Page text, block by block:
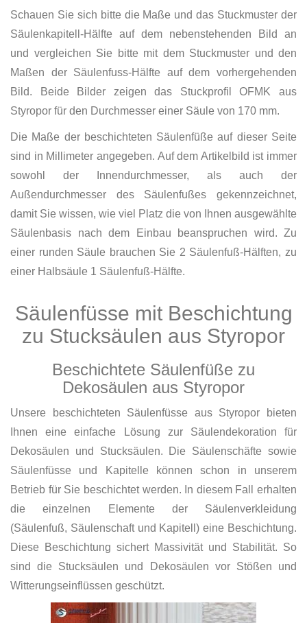
Schauen Sie sich bitte die Maße und das Stuckmuster der
Säulenkapitell-Hälfte auf dem nebenstehenden Bild an
und vergleichen Sie bitte mit dem Stuckmuster und den
Maßen der Säulenfuss-Hälfte auf dem vorhergehenden
Bild. Beide Bilder zeigen das Stuckprofil OFMK aus
Styropor für den Durchmesser einer Säule von 170 mm.
Die Maße der beschichteten Säulenfüße auf dieser Seite
sind in Millimeter angegeben. Auf dem Artikelbild ist immer
sowohl der Innendurchmesser, als auch der
Außendurchmesser des Säulenfußes gekennzeichnet,
damit Sie wissen, wie viel Platz die von Ihnen ausgewählte
Säulenbasis nach dem Einbau beanspruchen wird. Zu
einer runden Säule brauchen Sie 2 Säulenfuß-Hälften, zu
einer Halbsäule 1 Säulenfuß-Hälfte.
Säulenfüsse mit Beschichtung
zu Stucksäulen aus Styropor
Beschichtete Säulenfüße zu
Dekosäulen aus Styropor
Unsere beschichteten Säulenfüsse aus Styropor bieten
Ihnen eine einfache Lösung zur Säulendekoration für
Dekosäulen und Stucksäulen. Die Säulenschäfte sowie
Säulenfüsse und Kapitelle können schon in unserem
Betrieb für Sie beschichtet werden. In diesem Fall erhalten
die einzelnen Elemente der Säulenverkleidung
(Säulenfuß, Säulenschaft und Kapitell) eine Beschichtung.
Diese Beschichtung sichert Massivität und Stabilität. So
sind die Stucksäulen und Dekosäulen vor Stößen und
Witterungseinflüssen geschützt.